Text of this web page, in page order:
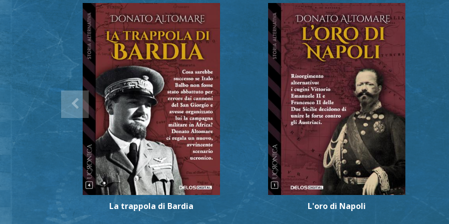
La trappola di Bardia L'oro di Napoli